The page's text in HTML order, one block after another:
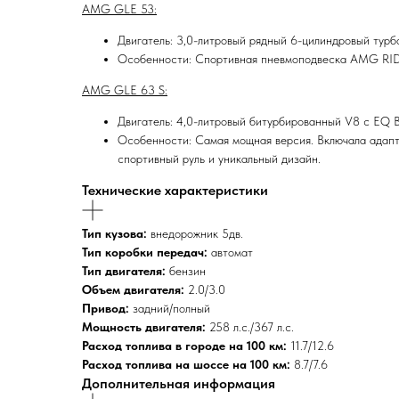
AMG GLE 53:
Двигатель: 3,0-литровый рядный 6-цилиндровый
Особенности: Спортивная пневмоподвеска AMG
AMG GLE 63 S:
Двигатель: 4,0-литровый битурбированный V8 с EQ
Особенности: Самая мощная версия. Включала
спортивный руль и уникальный дизайн.
Технические характеристики
Тип кузова: внедорожник 5дв.
Тип коробки передач: автомат
Тип двигателя: бензин
Объем двигателя: 2.0/3.0
Привод: задний/полный
Мощность двигателя: 258 л.с./367 л.с.
Расход топлива в городе на 100 км: 11.7/12.6
Расход топлива на шоссе на 100 км: 8.7/7.6
Дополнительная информация